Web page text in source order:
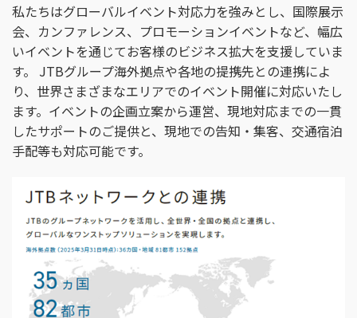
私たちはグローバルイベント対応力を強みとし、国際展示
会、カンファレンス、プロモーションイベントなど、幅広
いイベントを通じてお客様のビジネス拡大を支援していま
す。 JTBグループ海外拠点や各地の提携先との連携によ
り、世界さまざまなエリアでのイベント開催に対応いたし
ます。イベントの企画立案から運営、現地対応までの一貫
したサポートのご提供と、現地での告知・集客、交通宿泊
手配等も対応可能です。